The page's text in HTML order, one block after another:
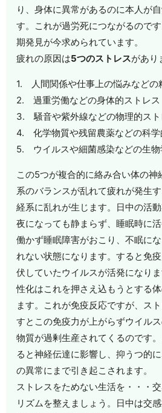
り、身体に異常があるのに本人が
す。これが過労死につながるので
期発見が今求められています。
疲れの原因は5つのストレスがあり
1. 人間関係や仕事上の悩みなどの
2. 過重労働などの身体的ストレス
3. 騒音や紫外線などの物理的スト
4. 化学物質や残留農薬などの科学
5. ウイルスや細菌感染などの生物
この5つが複合的に絡み合い体の
系のバランスが乱れて疲れが発生
経系に乱れが生じます。日中の活
夜になっても静まらず、睡眠時に
働かず睡眠障害がおこり、不眠に
れない状態になります。すると免
伏していたウイルスが活発になり
性化はこれを押さえ込もうとする
ます。これが免疫反応ですが、ス
すとこの免疫力が上がらずウイル
物質が過剰生産されてくるのです
ると神経伝達に影響し、抑うつ的
の異常にまで引き起こされます。
ストレスをためない生活を・・・
リズムを整えましょう。日中は交